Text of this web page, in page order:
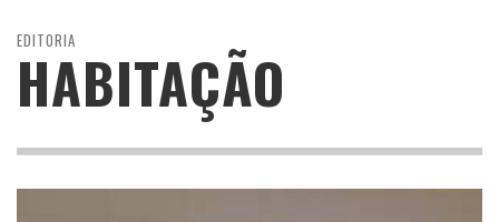
EDITORIA
HABITAÇÃO